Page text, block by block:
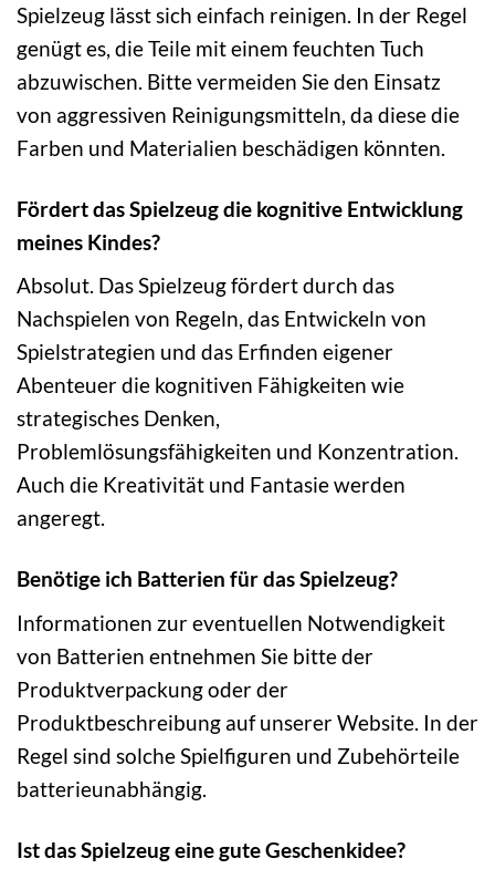
Spielzeug lässt sich einfach reinigen. In der Regel
genügt es, die Teile mit einem feuchten Tuch
abzuwischen. Bitte vermeiden Sie den Einsatz
von aggressiven Reinigungsmitteln, da diese die
Farben und Materialien beschädigen könnten.
Fördert das Spielzeug die kognitive Entwicklung
meines Kindes?
Absolut. Das Spielzeug fördert durch das
Nachspielen von Regeln, das Entwickeln von
Spielstrategien und das Erfinden eigener
Abenteuer die kognitiven Fähigkeiten wie
strategisches Denken,
Problemlösungsfähigkeiten und Konzentration.
Auch die Kreativität und Fantasie werden
angeregt.
Benötige ich Batterien für das Spielzeug?
Informationen zur eventuellen Notwendigkeit
von Batterien entnehmen Sie bitte der
Produktverpackung oder der
Produktbeschreibung auf unserer Website. In der
Regel sind solche Spielfiguren und Zubehörteile
batterieunabhängig.
Ist das Spielzeug eine gute Geschenkidee?